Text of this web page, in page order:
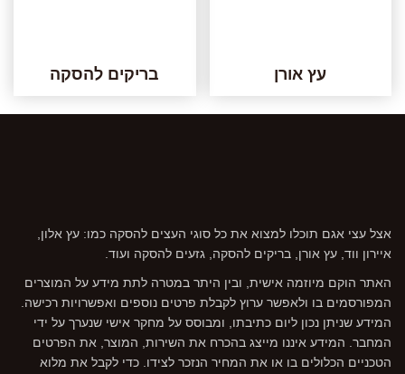
עץ אורן בריקים להסקה
אצל עצי אגם תוכלו למצוא את כל סוגי העצים להסקה כמו: עץ אלון,
איירון ווד, עץ אורן, בריקים להסקה, גזעים להסקה ועוד.
האתר הוקם מיוזמה אישית, ובין היתר במטרה לתת מידע על המוצרים
המפורסמים בו ולאפשר ערוץ לקבלת פרטים נוספים ואפשרויות רכישה.
המידע שניתן נכון ליום כתיבתו, ומבוסס על מחקר אישי שנערך על ידי
המחבר. המידע איננו מייצג בהכרח את השירות, המוצר, את הפרטים
הטכניים הכלולים בו או את המחיר הנזכר לצידו. כדי לקבל את מלוא